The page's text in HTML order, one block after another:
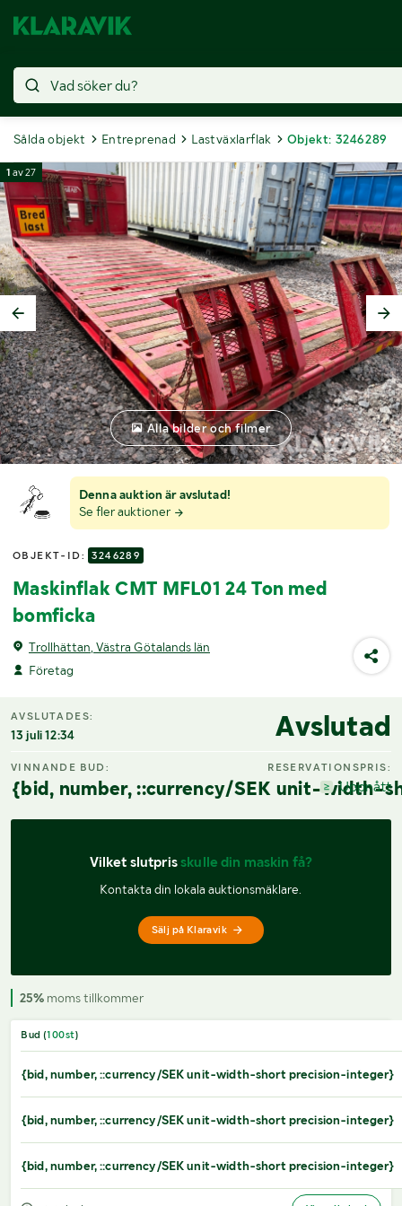
Sålda objekt Entreprenad Lastväxlarflak Objekt: 3246289
Denna auktion är avslutad!
Se fler auktioner
OBJEKT-ID: 3246289
Maskinflak CMT MFL01 24 Ton med
bomficka
Trollhättan, Västra Götalands län
Företag
1 av27
Alla bilder och filmer
AVSLUTADES:
13 juli 12:34 Avslutad
VINNANDE BUD:
{bid, number, ::currency/SEK unit-width-
RESERVATIONSPRIS:
Uppnått
Vilket slutpris skulle din maskin få?
Kontakta din lokala auktionsmäklare.
Sälj på Klaravik
25% moms tillkommer
Bud (100st)
{bid, number, ::currency/SEK unit-width-short precision-integer}
{bid, number, ::currency/SEK unit-width-short precision-integer}
{bid, number, ::currency/SEK unit-width-short precision-integer}